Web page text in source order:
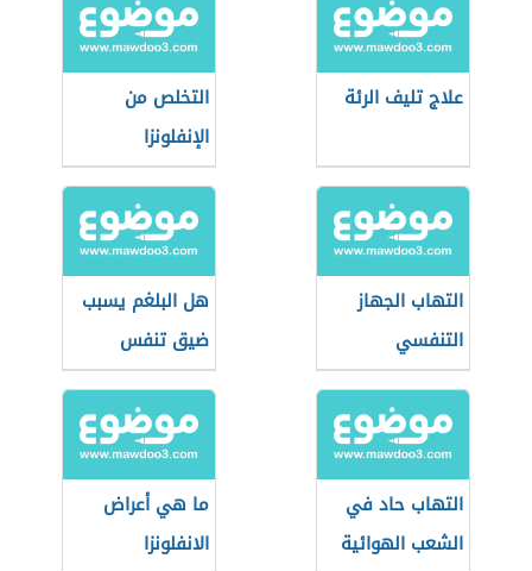
علاج تليف الرئة
التخلص من
الإنفلونزا
التهاب الجهاز
التنفسي
هل البلغم يسبب
ضيق تنفس
التهاب حاد في
الشعب الهوائية
ما هي أعراض
الانفلونزا